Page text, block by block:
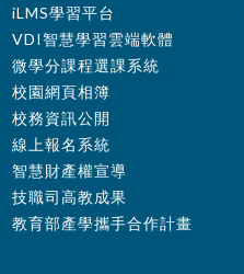
iLMS學習平台
VDI智慧學習雲端軟體
微學分課程選課系統
校園網頁相簿
校務資訊公開
線上報名系統
智慧財產權宣導
技職司高教成果
教育部產學攜手合作計畫